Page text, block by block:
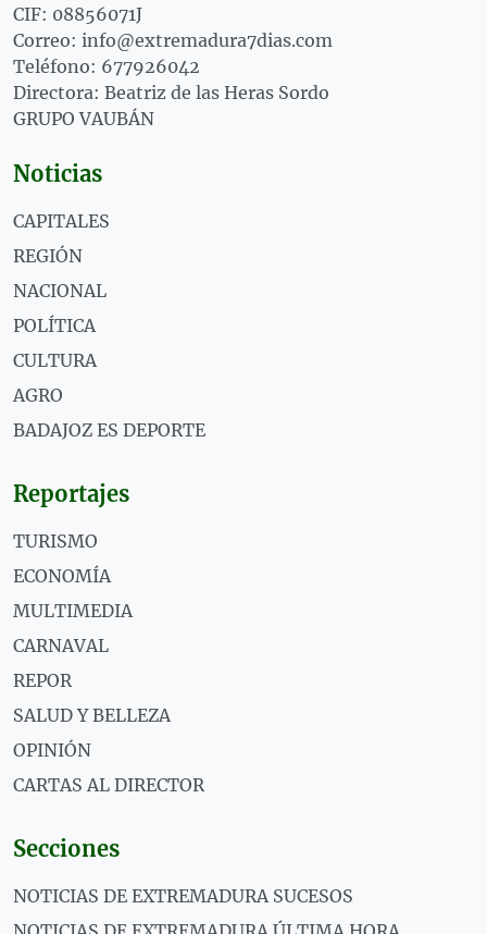
CIF: 08856071J
Correo: info@extremadura7dias.com
Teléfono: 677926042
Directora: Beatriz de las Heras Sordo
GRUPO VAUBÁN
Noticias
CAPITALES
REGIÓN
NACIONAL
POLÍTICA
CULTURA
AGRO
BADAJOZ ES DEPORTE
Reportajes
TURISMO
ECONOMÍA
MULTIMEDIA
CARNAVAL
REPOR
SALUD Y BELLEZA
OPINIÓN
CARTAS AL DIRECTOR
Secciones
NOTICIAS DE EXTREMADURA SUCESOS